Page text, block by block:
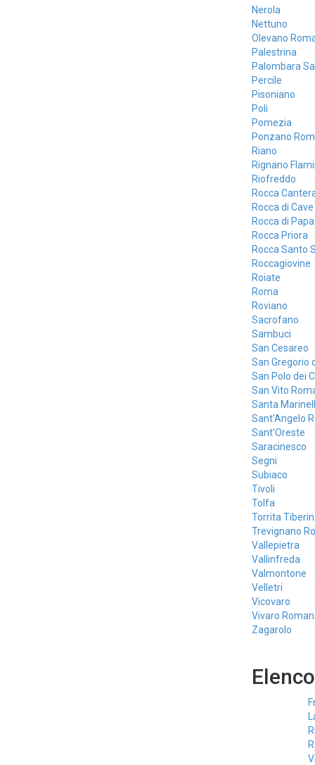
Nerola
Nettuno
Olevano
Palestrina
Palombara
Percile
Pisoniano
Poli
Pomezia
Ponzano
Riano
Rignano
Riofreddo
Rocca
Rocca di Cave
Rocca di Papa
Rocca Priora
Rocca Santo
Roccagiovine
Roiate
Roma
Roviano
Sacrofano
Sambuci
San Cesareo
San Gregorio
San Polo dei
San Vito
Santa
Sant'Angelo
Sant'Oreste
Saracinesco
Segni
Subiaco
Tivoli
Tolfa
Torrita
Trevignano
Vallepietra
Vallinfreda
Valmontone
Velletri
Vicovaro
Vivaro
Zagarolo